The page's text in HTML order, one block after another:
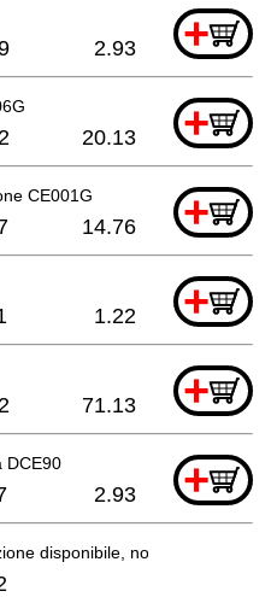
+
2.93
+
20.13
CE001G +
14.76
+
1.22
+
71.13
DCE90 +
2.93
disponibile, non ordinabile